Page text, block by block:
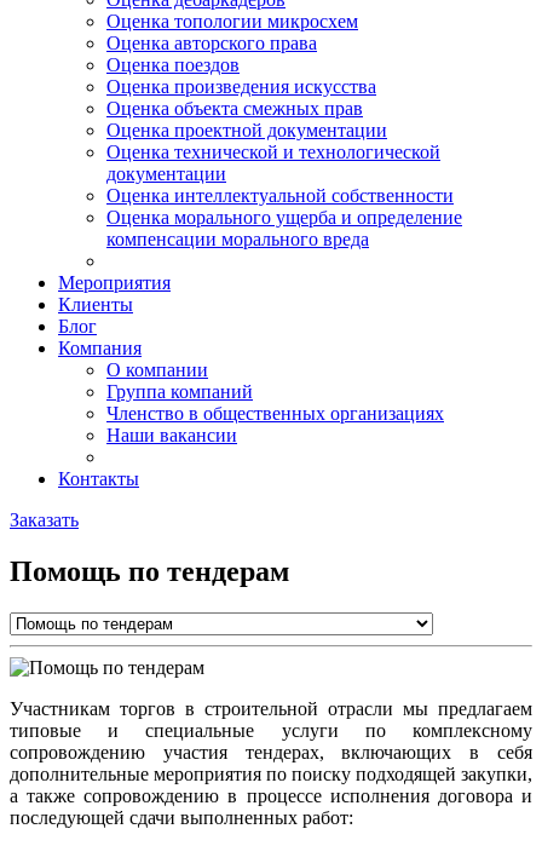
Оценка топологии микросхем
Оценка авторского права
Оценка поездов
Оценка произведения искусства
Оценка объекта смежных прав
Оценка проектной документации
Оценка технической и технологической
документации
Оценка интеллектуальной собственности
Оценка морального ущерба и определение
компенсации морального вреда
Мероприятия
Клиенты
Блог
Компания
О компании
Группа компаний
Членство в общественных организациях
Наши вакансии
Контакты
Заказать
Помощь по тендерам
Участникам торгов в строительной отрасли мы предлагаем
типовые и специальные услуги по комплексному
сопровождению участия тендерах, включающих в себя
дополнительные мероприятия по поиску подходящей закупки,
а также сопровождению в процессе исполнения договора и
последующей сдачи выполненных работ: